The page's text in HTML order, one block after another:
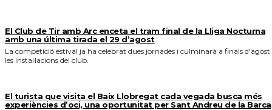
El Club de Tir amb Arc enceta el tram final de la Lliga Nocturna
amb una última tirada el 29 d’agost
La competició estival ja ha celebrat dues jornades i culminarà a finals d'agost
les instal·lacions del club.
El turista que visita el Baix Llobregat cada vegada busca més
experiències d’oci, una oportunitat per Sant Andreu de la Barca